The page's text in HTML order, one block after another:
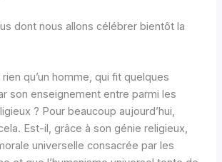
dont nous allons célébrer bientôt la
qu’un homme, qui fit quelques
son enseignement entre parmi les
? Pour beaucoup aujourd’hui,
Est-il, grâce à son génie religieux,
universelle consacrée par les